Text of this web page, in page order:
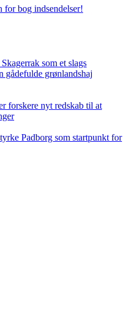
for bog indsendelser!
som et slags
gådefulde grønlandshaj
forskere nyt redskab til at
Padborg som startpunkt for